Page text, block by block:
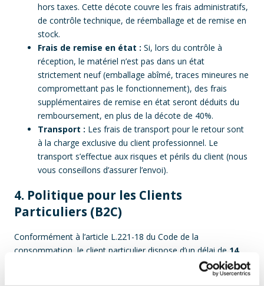
hors taxes. Cette décote couvre les frais administratifs,
de contrôle technique, de réemballage et de remise en
stock.
Frais de remise en état : Si, lors du contrôle à
réception, le matériel n’est pas dans un état
strictement neuf (emballage abîmé, traces mineures ne
compromettant pas le fonctionnement), des frais
supplémentaires de remise en état seront déduits du
remboursement, en plus de la décote de 40%.
Transport : Les frais de transport pour le retour sont
à la charge exclusive du client professionnel. Le
transport s’effectue aux risques et périls du client (nous
vous conseillons d’assurer l’envoi).
4. Politique pour les Clients
Particuliers (B2C)
Conformément à l’article L.221-18 du Code de la
consommation, le client particulier dispose d’un délai de 14
à compter de la réception du produit pour exercer son